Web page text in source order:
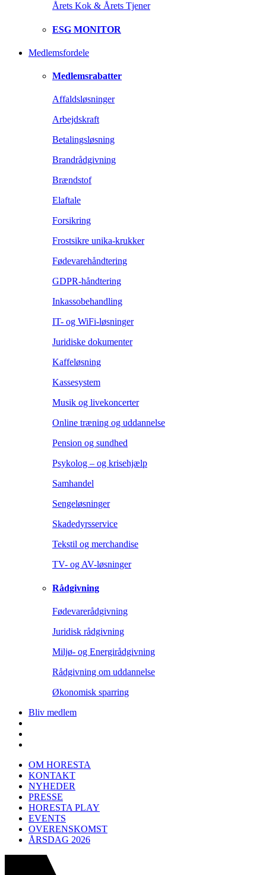
Årets Kok & Årets Tjener
ESG MONITOR
Medlemsfordele
Medlemsrabatter
Affaldsløsninger
Arbejdskraft
Betalingsløsning
Brandrådgivning
Brændstof
Elaftale
Forsikring
Frostsikre unika-krukker
Fødevarehåndtering
GDPR-håndtering
Inkassobehandling
IT- og WiFi-løsninger
Juridiske dokumenter
Kaffeløsning
Kassesystem
Musik og livekoncerter
Online træning og uddannelse
Pension og sundhed
Psykolog – og krisehjælp
Samhandel
Sengeløsninger
Skadedyrsservice
Tekstil og merchandise
TV- og AV-løsninger
Rådgivning
Fødevarerådgivning
Juridisk rådgivning
Miljø- og Energirådgivning
Rådgivning om uddannelse
Økonomisk sparring
Bliv medlem
OM HORESTA
KONTAKT
NYHEDER
PRESSE
HORESTA PLAY
EVENTS
OVERENSKOMST
ÅRSDAG 2026